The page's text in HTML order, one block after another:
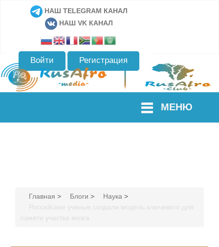
НАШ TELEGRAM КАНАЛ
НАШ VK КАНАЛ
Войти Регистрация
МЕНЮ
Главная > Блоги > Наука >
Российские ученые создали модель ключевого для
памяти участка мозга